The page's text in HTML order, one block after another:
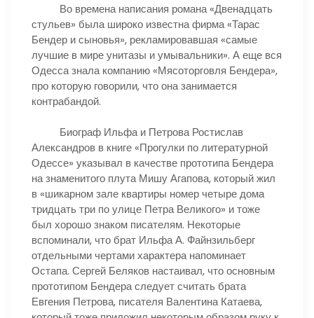
Во времена написания романа «Двенадцать
стульев» была широко известна фирма «Тарас
Бендер и сыновья», рекламировавшая «самые
лучшие в мире унитазы и умывальники». А еще вся
Одесса знала компанию «Мясоторговля Бендера»,
про которую говорили, что она занимается
контрабандой.
Биограф Ильфа и Петрова Ростислав
Александров в книге «Прогулки по литературной
Одессе» указывал в качестве прототипа Бендера
на знаменитого плута Мишу Агапова, который жил
в «шикарном зале квартиры номер четыре дома
тридцать три по улице Петра Великого» и тоже
был хорошо знаком писателям. Некоторые
вспоминали, что брат Ильфа А. Файнзильберг
отдельными чертами характера напоминает
Остапа. Сергей Беляков настаивал, что основным
прототипом Бендера следует считать брата
Евгения Петрова, писателя Валентина Катаева,